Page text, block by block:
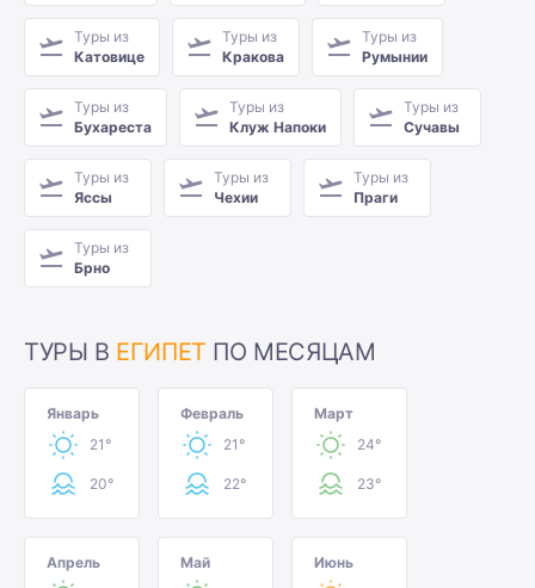
Туры из
Катовице
Туры из
Кракова
Туры из
Румынии
Туры из
Бухареста
Туры из
Клуж Напоки
Туры из
Сучавы
Туры из
Яссы
Туры из
Чехии
Туры из
Праги
Туры из
Брно
ТУРЫ В ЕГИПЕТ ПО МЕСЯЦАМ
Январь
21°
20°
Февраль
21°
22°
Март
24°
23°
Апрель
Май
Июнь